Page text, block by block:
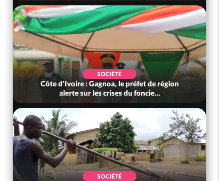
SOCIÉTÉ
Côte d'Ivoire : Gagnoa, le préfet de région
alerte sur les crises du foncie...
SOCIÉTÉ